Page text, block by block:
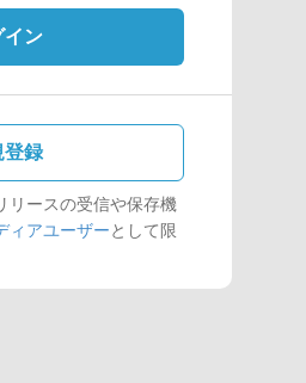
イン
登録
リースの受信や保存機
ィアユーザーとして限